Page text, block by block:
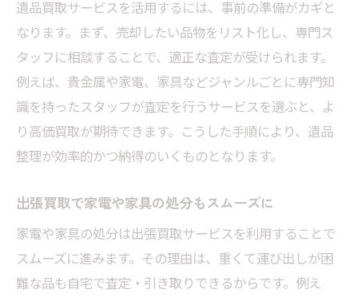
遺品買取サービスを活用するには、事前の準備がカギと
なります。まず、売却したい品物をリスト化し、専門ス
タッフに相談することで、適正な査定が受けられます。
例えば、貴金属や家電、家具などジャンルごとに専門知
識を持ったスタッフが査定を行うサービスを選ぶと、よ
り高価買取が期待できます。こうした手順により、遺品
整理が効率的かつ納得のいくものとなります。
出張買取で家電や家具の処分もスムーズに
家電や家具の処分は出張買取サービスを利用することで
スムーズに進みます。その理由は、重くて運び出しが困
難な品も自宅で査定・引き取りできるからです。例え